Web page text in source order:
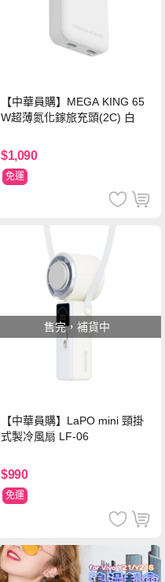
【中華員購】MEGA KING 65
W超薄氮化鎵旅充頭(2C) 白
$1,090
免運
售完，補貨中
【中華員購】LaPO mini 頸掛
式製冷風扇 LF-06
$990
免運